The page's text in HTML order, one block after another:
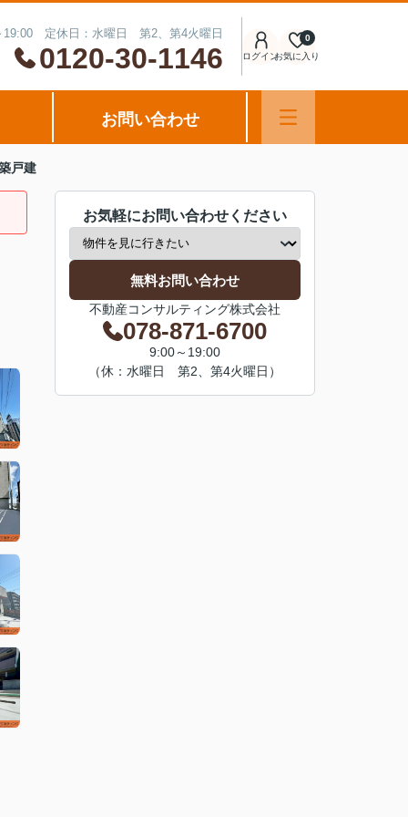
19:00 定休日：水曜日 第2、第4火曜日
0120-30-1146 ログインお気に入り
0
お問い合わせ
戸建
お気軽にお問い合わせください
無料お問い合わせ
不動産コンサルティング株式会社
078-871-6700
9:00～19:00
（休：水曜日 第2、第4火曜日）